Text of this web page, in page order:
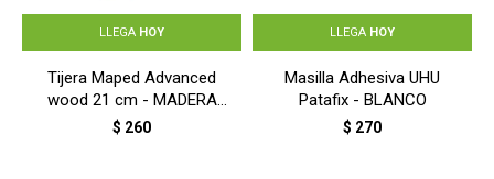
LLEGA HOY
Tijera Maped Advanced
wood 21 cm - MADERA
RECICLADA
$ 260
LLEGA HOY
Masilla Adhesiva UHU
Patafix - BLANCO
$ 270